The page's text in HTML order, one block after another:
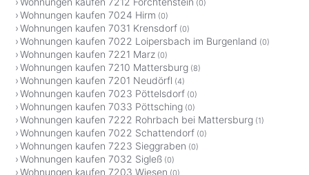
(0)
Wohnungen kaufen 7024 Hirm (0)
Wohnungen kaufen 7031 Krensdorf (0)
Wohnungen kaufen 7022 Loipersbach im Burgenland (0)
Wohnungen kaufen 7221 Marz (0)
Wohnungen kaufen 7210 Mattersburg (8)
Wohnungen kaufen 7201 Neudörfl (4)
Wohnungen kaufen 7023 Pöttelsdorf (0)
Wohnungen kaufen 7033 Pöttsching (0)
Wohnungen kaufen 7222 Rohrbach bei Mattersburg (1)
Wohnungen kaufen 7022 Schattendorf (0)
Wohnungen kaufen 7223 Sieggraben (0)
Wohnungen kaufen 7032 Sigleß (0)
Wohnungen kaufen 7203 Wiesen (0)